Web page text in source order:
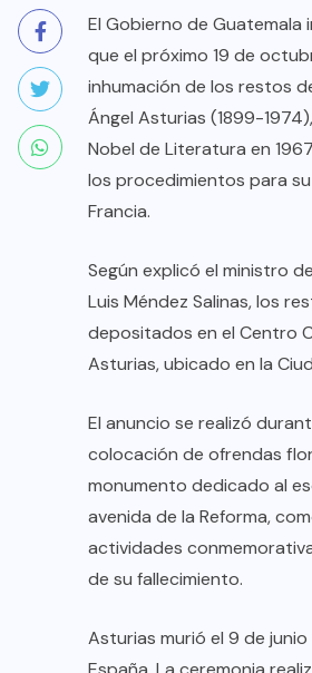
El Gobierno de
que el próximo 19 de
inhumación de los restos
Ángel Asturias (1899-
Nobel de Literatura en
los procedimientos para
Francia.
Según explicó el ministro
Luis Méndez Salinas, los
depositados en el Centro
Asturias, ubicado en la
El anuncio se realizó
colocación de ofrendas
monumento dedicado al
avenida de la Reforma,
actividades
de su fallecimiento.
Asturias murió el 9 de